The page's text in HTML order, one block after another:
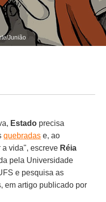
Junião
Estado precisa
quebradas e, ao
a vida", escreve Réia
pela Universidade
e pesquisa as
em artigo publicado por